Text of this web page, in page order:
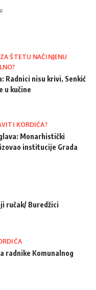
ŠTETU NAČINJENU
Radnici nisu krivi, Senkić
u kučine
KORDIĆA?
Monarhistički
institucije Grada
ručak/ Buredžici
radnike Komunalnog